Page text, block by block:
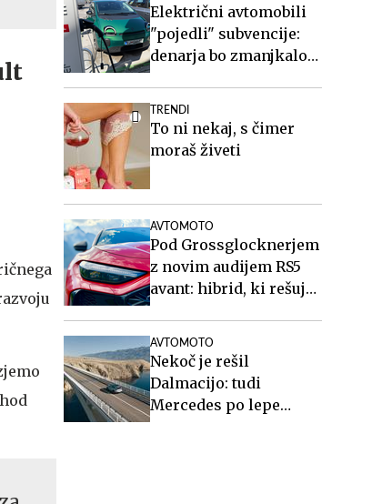
Električni avtomobili
"pojedli" subvencije:
denarja bo zmanjkalo
TRENDI
To ni nekaj, s čimer
moraš živeti
AVTOMOTO
Pod Grossglocknerjem
z novim audijem RS5
avant: hibrid, ki rešuje
AVTOMOTO
Nekoč je rešil
Dalmacijo: tudi
Mercedes po lepe